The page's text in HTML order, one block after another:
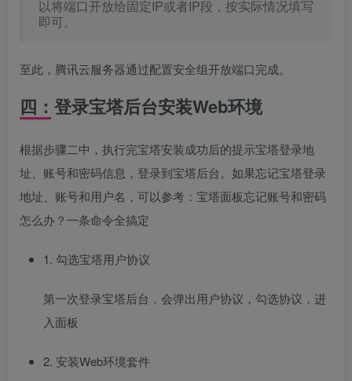
以将端口开放给固定IP或者IP段，按实际情况填写
即可。
至此，腾讯云服务器通过配置安全组开放端口完成。
四：登录宝塔后台安装Web环境
根据步骤二中，执行完宝塔安装成功后的提示宝塔登录地
址、账号和密码信息，登录到宝塔后台。如果忘记宝塔登录
地址、账号和用户名，可以参考：宝塔面板忘记账号和密码
怎么办？一条命令全搞定
1. 勾选宝塔用户协议
第一次登录宝塔后台，会弹出用户协议，勾选协议，进
入面板
2. 安装Web环境套件